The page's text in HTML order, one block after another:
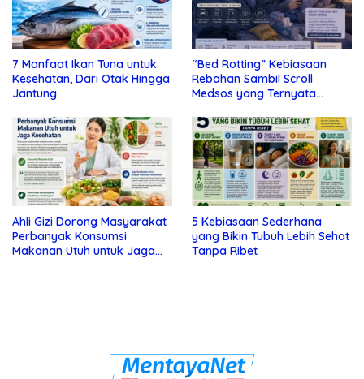
7 Manfaat Ikan Tuna untuk
Kesehatan, Dari Otak Hingga
Jantung
“Bed Rotting” Kebiasaan
Rebahan Sambil Scroll
Medsos yang Ternyata
Ahli Gizi Dorong Masyarakat
Perbanyak Konsumsi
Makanan Utuh untuk Jaga
5 Kebiasaan Sederhana
yang Bikin Tubuh Lebih Sehat
Tanpa Ribet